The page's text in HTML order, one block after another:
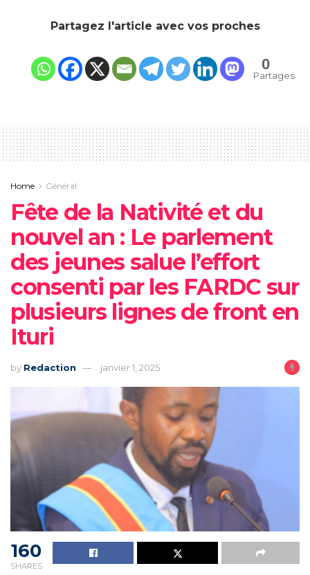
Partagez l'article avec vos proches
0
Partages
Home Général
Fête de la Nativité et du
nouvel an : Le parlement
des jeunes salue l’effort
consenti par les FARDC sur
plusieurs lignes de front en
Ituri
by Redaction janvier 1, 2025
160
SHARES